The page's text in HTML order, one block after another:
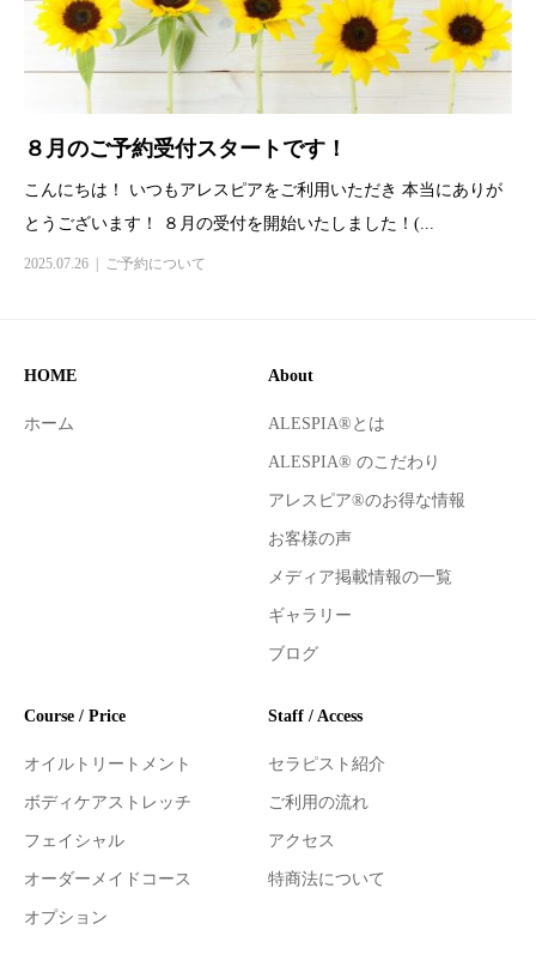
８月のご予約受付スタートです！
こんにちは！ いつもアレスピアをご利用いただき 本当にありが
とうございます！ ８月の受付を開始いたしました！(...
2025.07.26 ご予約について
HOME
ホーム
About
ALESPIA®とは
ALESPIA® のこだわり
アレスピア®のお得な情報
お客様の声
メディア掲載情報の一覧
ギャラリー
ブログ
Course / Price
オイルトリートメント
ボディケアストレッチ
フェイシャル
オーダーメイドコース
オプション
Staff / Access
セラピスト紹介
ご利用の流れ
アクセス
特商法について